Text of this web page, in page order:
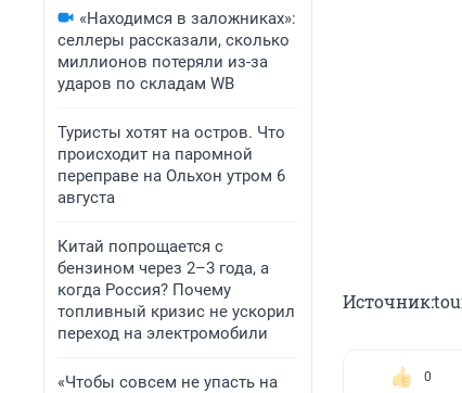
«Находимся в заложниках»:
селлеры рассказали, сколько
миллионов потеряли из-за
ударов по складам WB
Туристы хотят на остров. Что
происходит на паромной
переправе на Ольхон утром 6
августа
Китай попрощается с
бензином через 2–3 года, а
когда Россия? Почему
топливный кризис не ускорил
переход на электромобили
«Чтобы совсем не упасть на
0